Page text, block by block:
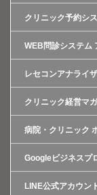
クリニック予約シ
WEB問診システム
レセコンアナライ
クリニック経営マ
病院・クリニック
Googleビジネスプ
LINE公式アカウン